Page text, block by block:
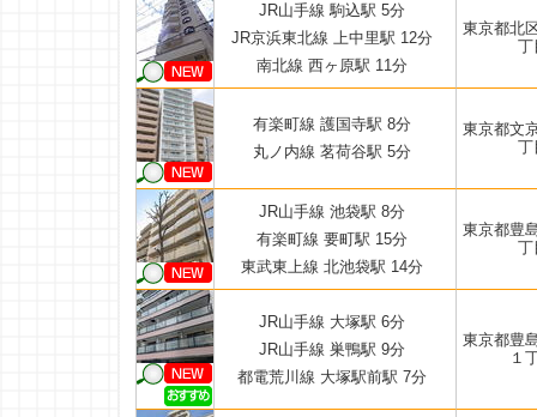
JR山手線 駒込駅 5分
JR京浜東北線 上中里駅 12分
南北線 西ヶ原駅 11分
東京都北
丁
有楽町線 護国寺駅 8分
丸ノ内線 茗荷谷駅 5分
東京都文
丁
JR山手線 池袋駅 8分
有楽町線 要町駅 15分
東武東上線 北池袋駅 14分
東京都豊
丁
JR山手線 大塚駅 6分
JR山手線 巣鴨駅 9分
都電荒川線 大塚駅前駅 7分
東京都豊
１